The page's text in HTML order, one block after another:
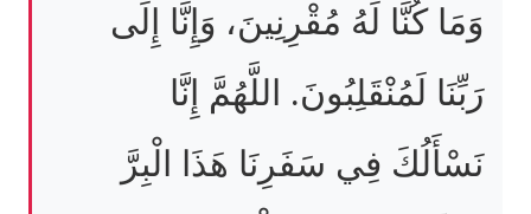
وَمَا كُنَّا لَهُ مُقْرِنِينَ، وَإِنَّا إِلَى
رَبِّنَا لَمُنْقَلِبُونَ. اللَّهُمَّ إِنَّا
نَسْأَلُكَ فِي سَفَرِنَا هَذَا الْبِرَّ